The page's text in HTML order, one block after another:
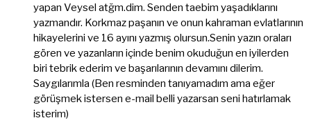
yapan Veysel atğm.dim. Senden taebim yaşadıklarını
yazmandır. Korkmaz paşanın ve onun kahraman evlatlarının
hikayelerini ve 16 ayını yazmış olursun.Senin yazın oraları
gören ve yazanların içinde benim okuduğun en iyilerden
biri tebrik ederim ve başarılarının devamını dilerim.
Saygılarımla (Ben resminden tanıyamadım ama eğer
görüşmek istersen e-mail belli yazarsan seni hatırlamak
isterim)